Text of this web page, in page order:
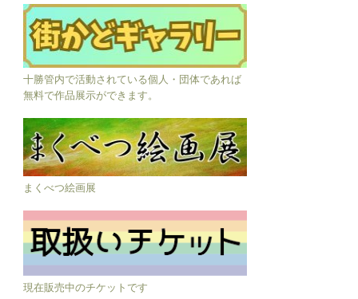
十勝管内で活動されている個人・団体であれば
無料で作品展示ができます。
まくべつ絵画展
現在販売中のチケットです